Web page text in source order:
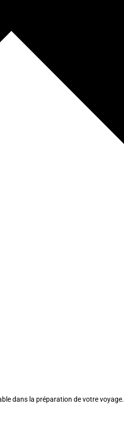
dans la préparation de votre voyage.